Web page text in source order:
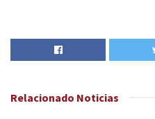
Relacionado Noticias